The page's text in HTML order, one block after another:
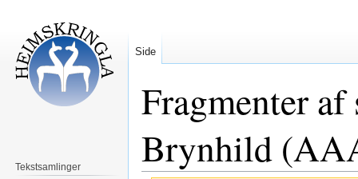
Fragmenter
Brynhild
Side
Tekstsamlinger